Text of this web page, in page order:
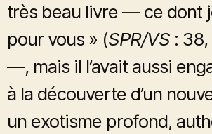
très beau livre — ce dont
pour vous » (SPR/VS :
—, mais il l’avait aussi
à la découverte d’un
un exotisme profond,